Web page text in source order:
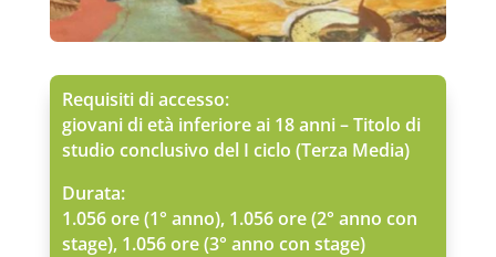
Requisiti di accesso:
giovani di età inferiore ai 18 anni – Titolo di
studio conclusivo del I ciclo (Terza Media)
Durata:
1.056 ore (1° anno), 1.056 ore (2° anno con
stage), 1.056 ore (3° anno con stage)